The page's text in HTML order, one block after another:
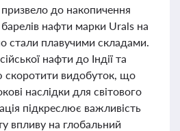
до накопичення
нафти марки Urals на
стали плавучими складами.
нафти до Індії та
скоротити видобуток, що
наслідки для світового
підкреслює важливість
впливу на глобальний